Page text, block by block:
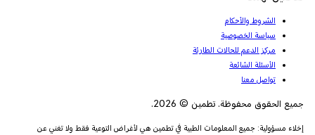
الشروط والأحكام
سياسة الخصوصية
مركز الدعم للحالات الطارئة
الأسئلة الشائعة
تواصل معنا
جميع الحقوق محفوظة. تطمين © 2026.
إخلاء مسؤولية: جميع المعلومات الطبية في تطمين هي لأغراض التوعية فقط ولا تغني عن